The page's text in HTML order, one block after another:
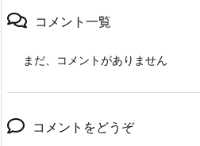
コメント一覧
まだ、コメントがありません
コメントをどうぞ